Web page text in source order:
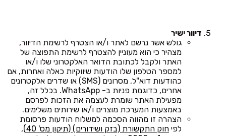
דיוור ישיר
גולש אשר נרשם לאתר ו/או הצטרף לרשימת הדיוור,
מצהיר כי הוא מעוניין להצטרף לרשימת התפוצה של
האתר ולקבל לכתובת הדואר האלקטרוני שלו ו/או
למספר הטלפון שלו הודעות שיווקיות כאלה ואחרות, אם
כהודעות דוא"ל, מסרונים (SMS) או שדרים אלקטרונים
אחרים, כדוגמת פניות ב- WhatsApp. בכלל זה,
מפעילת האתר שומרת לעצמה את הזכות לפרסם
באמצעות המערכת מוצרים ו/או שירותים משלימים.
הצהרה זו מהווה הסכמה למשלוח הודעות פרסומת
לפי
חוק התקשורת (בזק ושידורים) (תיקון מס' 40),